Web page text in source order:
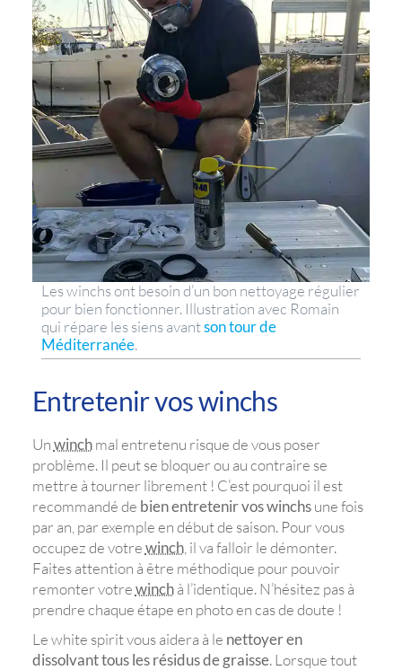
Les winchs ont besoin d’un bon nettoyage régulier
pour bien fonctionner. Illustration avec Romain
qui répare les siens avantson tour de
Méditerranée.
Entretenir vos winchs
Unwinchmal entretenu risque de vous poser
problème. Il peut se bloquer ou au contraire se
mettre à tourner librement ! C’est pourquoi il est
recommandé de bien entretenir vos winchsune fois
par an, par exemple en début de saison. Pour vous
occupez de votrewinch, il va falloir le démonter.
Faites attention à être méthodique pour pouvoir
remonter votrewinchà l’identique. N’hésitez pas à
prendre chaque étape en photo en cas de doute !
Le white spirit vous aidera à le nettoyer en
dissolvant tous les résidus de graisse. Lorsque tout